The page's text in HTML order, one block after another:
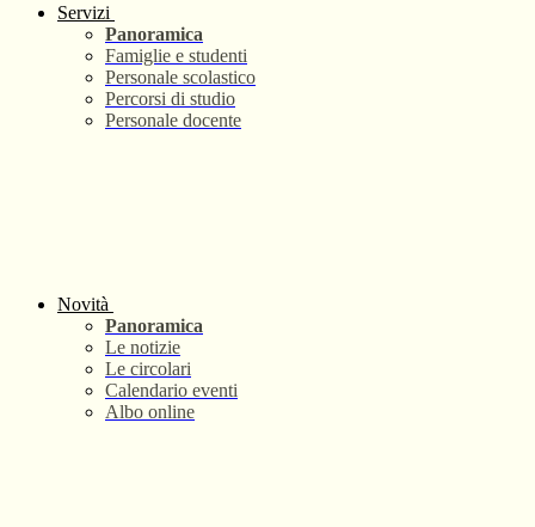
Servizi
Panoramica
Famiglie e studenti
Personale scolastico
Percorsi di studio
Personale docente
Novità
Panoramica
Le notizie
Le circolari
Calendario eventi
Albo online